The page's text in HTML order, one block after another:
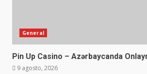
General
Pin Up Casino – Azərbaycanda
9 agosto, 2026